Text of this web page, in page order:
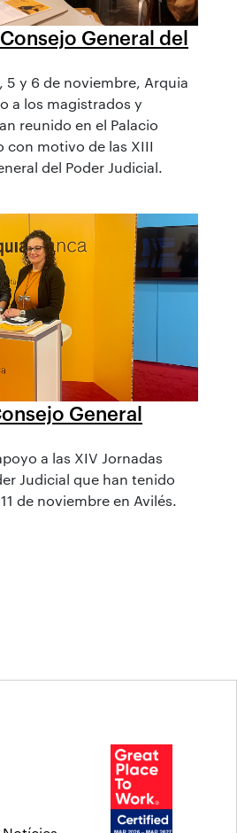
General del
5 y 6 de noviembre, Arquia
a los magistrados y
reunido en el Palacio
con motivo de las XIII
del Poder Judicial.
General
a las XIV Jornadas
Judicial que han tenido
de noviembre en Avilés.